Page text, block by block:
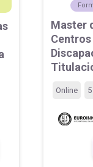
Master
Online